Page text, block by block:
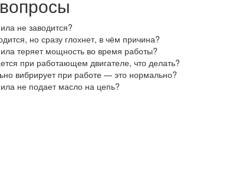
не заводится?
но сразу глохнет, в чём причина?
теряет мощность во время работы?
при работающем двигателе, что делать?
вибрирует при работе — это нормально?
не подает масло на цепь?